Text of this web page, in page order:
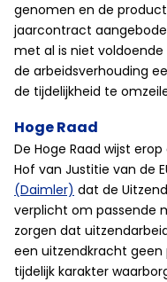
genomen en de
jaarcontract
met al is niet
de arbeidsverhouding
de tijdelijkheid te
Hoge Raad
De Hoge Raad wijst
Hof van Justitie van de
(Daimler) dat de
verplicht om passende
zorgen dat
een uitzendkracht
tijdelijk karakter